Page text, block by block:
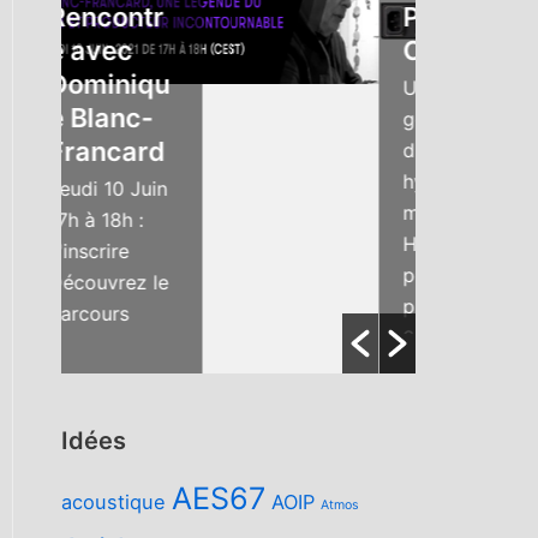
Rencontr
e avec
Dominiqu
e Blanc-
Francard
10 Juin
à 18h :
le
Dominique
l’un
Protools |
Carbon
Une nouvelle
génération
d'interface
hybride avec
moteur DSP
HDX intégré
pour les
plugins AAX !
25 entrées,
dont 8
Idées
acoustique AES67 AOIP Atmos